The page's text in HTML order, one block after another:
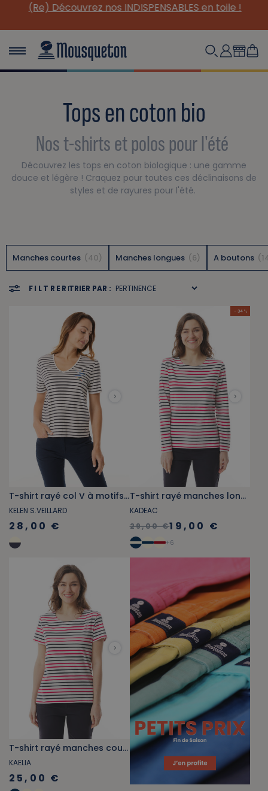
(Re) Découvrez nos INDISPENSABLES en toile !
Tops en coton bio
Nos t-shirts et polos pour l'été
Découvrez les tops en coton biologique : une gamme
douce et légère ! Craquez pour toutes ces déclinaisons de
styles et de rayures pour l'été.
Manches courtes 40 Manches longues 6 A boutons
FILTRER TRIER PAR :
T-shirt rayé col V à motifs sardines
KELEN S.VEILLARD
28,00 €
- 34 %
T-shirt rayé manches longues rouge et bleu marine
KADEAC
29,00 €19,00 €
+6
T-shirt rayé manches courtes rouge et bleu marine
KAELIA
25,00 €